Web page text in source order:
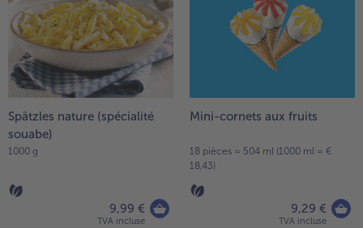
Spätzles nature (spécialité
souabe)
1000 g
9,99 €
TVA incluse
Mini-cornets aux fruits
18 pièces = 504 ml (1000 ml = €
18,43)
9,29 €
TVA incluse